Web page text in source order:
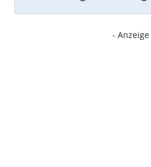
- Anzeige